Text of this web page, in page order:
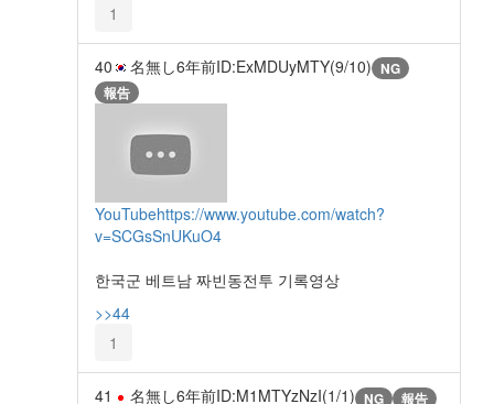
1
40 名無し6年前ID:ExMDUyMTY(9/10) NG
報告
YouTubehttps://www.youtube.com/watch?
v=SCGsSnUKuO4
한국군 베트남 짜빈동전투 기록영상
>>44
1
41 名無し6年前ID:M1MTYzNzI(1/1) NG 報告